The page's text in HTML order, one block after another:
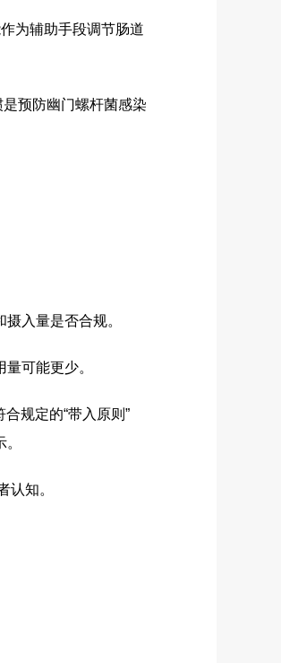
为辅助手段调节肠道
预防幽门螺杆菌感染
入量是否合规。
可能更少。
规定的“带入原则”
知。